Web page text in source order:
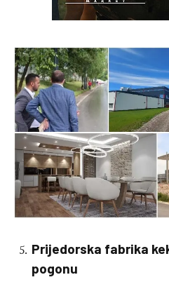
Prijedorska fabrika
pogonu